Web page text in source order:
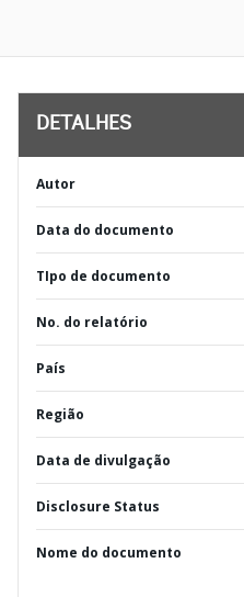
DETALHES
Autor
Data do documento
TIpo de documento
No. do relatório
País
Região
Data de divulgação
Disclosure Status
Nome do documento